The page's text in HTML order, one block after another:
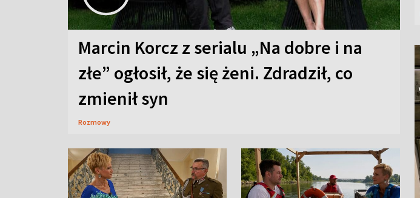
Marcin Korcz z serialu „Na dobre i na
złe” ogłosił, że się żeni. Zdradził, co
zmienił syn
Rozmowy